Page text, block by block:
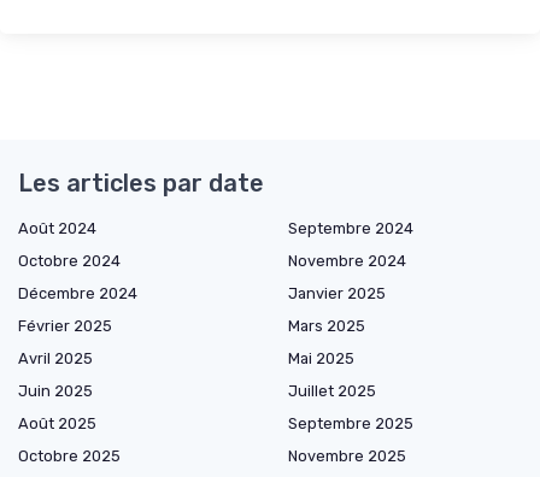
Les articles par date
Août 2024
Septembre 2024
Octobre 2024
Novembre 2024
Décembre 2024
Janvier 2025
Février 2025
Mars 2025
Avril 2025
Mai 2025
Juin 2025
Juillet 2025
Août 2025
Septembre 2025
Octobre 2025
Novembre 2025